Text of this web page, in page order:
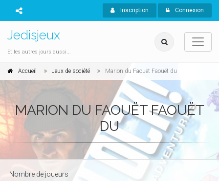
Inscription Connexion
Jedisjeux
Et les autres jours aussi...
Accueil Jeux de société Marion du Faouët Faouët du
MARION DU FAOUËT FAOUËT
DU
Nombre de joueurs